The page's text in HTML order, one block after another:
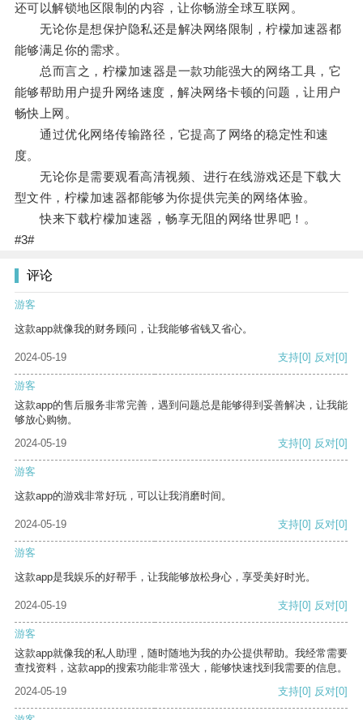
还可以解锁地区限制的内容，让你畅游全球互联网。
无论你是想保护隐私还是解决网络限制，柠檬加速器都
能够满足你的需求。
总而言之，柠檬加速器是一款功能强大的网络工具，它
能够帮助用户提升网络速度，解决网络卡顿的问题，让用户
畅快上网。
通过优化网络传输路径，它提高了网络的稳定性和速
度。
无论你是需要观看高清视频、进行在线游戏还是下载大
型文件，柠檬加速器都能够为你提供完美的网络体验。
快来下载柠檬加速器，畅享无阻的网络世界吧！。
#3#
评论
游客
这款app就像我的财务顾问，让我能够省钱又省心。
2024-05-19 支持[0] 反对[0]
游客
这款app的售后服务非常完善，遇到问题总是能够得到妥善解决，让我能
够放心购物。
2024-05-19
支持[0] 反对[0]
游客
这款app的游戏非常好玩，可以让我消磨时间。
2024-05-19 支持[0] 反对[0]
游客
这款app是我娱乐的好帮手，让我能够放松身心，享受美好时光。
2024-05-19 支持[0] 反对[0]
游客
这款app就像我的私人助理，随时随地为我的办公提供帮助。我经常需要
查找资料，这款app的搜索功能非常强大，能够快速找到我需要的信息。
2024-05-19
支持[0] 反对[0]